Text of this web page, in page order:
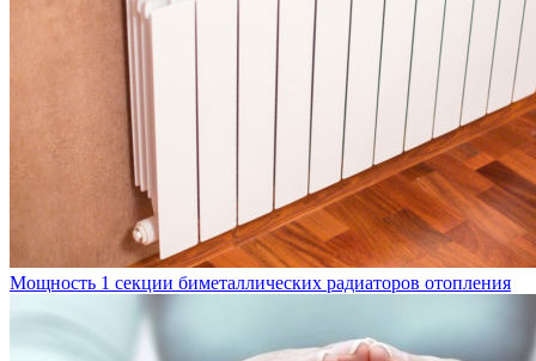
Мощность 1 секции биметаллических радиаторов отопления